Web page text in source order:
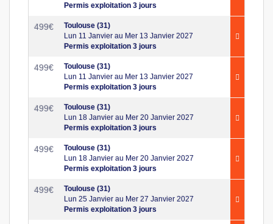
Permis exploitation 3 jours
499€
Toulouse (31)
Lun 11 Janvier au Mer 13 Janvier 2027
Permis exploitation 3 jours
499€
Toulouse (31)
Lun 11 Janvier au Mer 13 Janvier 2027
Permis exploitation 3 jours
499€
Toulouse (31)
Lun 18 Janvier au Mer 20 Janvier 2027
Permis exploitation 3 jours
499€
Toulouse (31)
Lun 18 Janvier au Mer 20 Janvier 2027
Permis exploitation 3 jours
499€
Toulouse (31)
Lun 25 Janvier au Mer 27 Janvier 2027
Permis exploitation 3 jours